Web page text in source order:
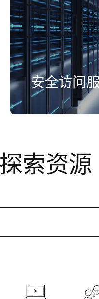
安全访问
探索资源